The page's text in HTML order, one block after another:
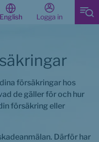
English Logga in
försäkringar hos
de gäller för och hur
försäkring eller
Därför har